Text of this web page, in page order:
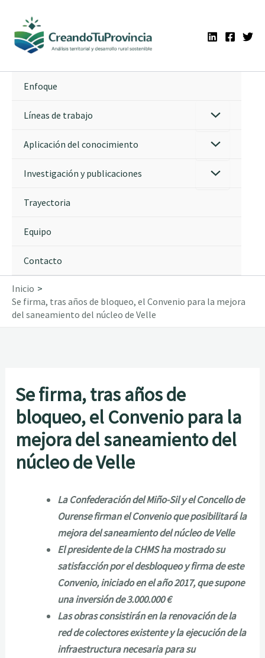
contenido
Enfoque
Líneas de trabajo
Aplicación del conocimiento
Investigación y publicaciones
Trayectoria
Equipo
Contacto
Inicio
Se firma, tras años de bloqueo, el Convenio para la mejora
del saneamiento del núcleo de Velle
Se firma, tras años de
bloqueo, el Convenio para la
mejora del saneamiento del
núcleo de Velle
La Confederación del Miño-Sil y el Concello de
Ourense firman el Convenio que posibilitará la
mejora del saneamiento del núcleo de Velle
El presidente de la CHMS ha mostrado su
satisfacción por el desbloqueo y firma de este
Convenio, iniciado en el año 2017, que supone
una inversión de 3.000.000 €
Las obras consistirán en la renovación de la
red de colectores existente y la ejecución de la
infraestructura necesaria para su